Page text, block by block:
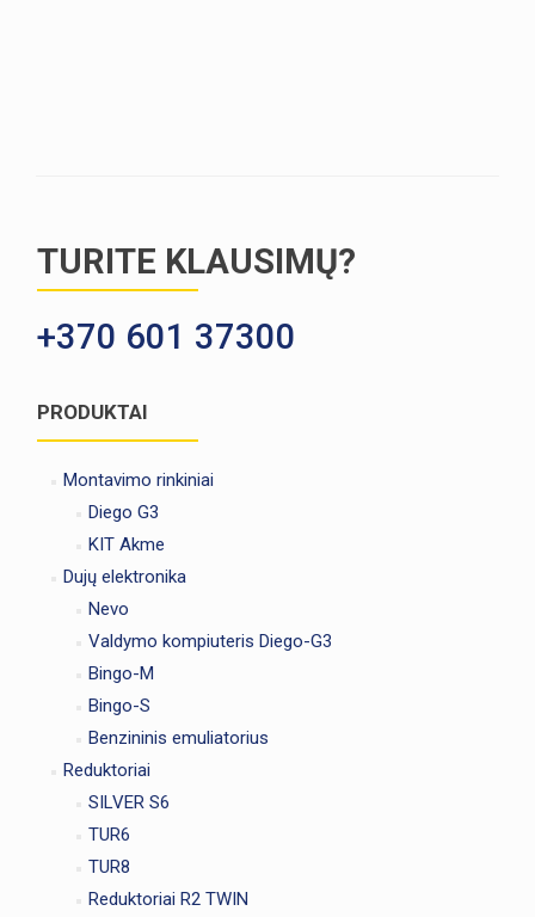
TURITE KLAUSIMŲ?
+370 601 37300
PRODUKTAI
Montavimo rinkiniai
Diego G3
KIT Akme
Dujų elektronika
Nevo
Valdymo kompiuteris Diego-G3
Bingo-M
Bingo-S
Benzininis emuliatorius
Reduktoriai
SILVER S6
TUR6
TUR8
Reduktoriai R2 TWIN